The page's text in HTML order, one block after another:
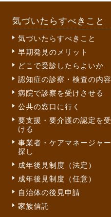
気づいたらすべきこと
気づいたらすべきこと
早期発見のメリット
どこで受診したらよいか
認知症の診察・検査の内容
病院で診察を受けさせる
公共の窓口に行く
要支援・要介護の認定を受
ける
事業者・ケアマネージャー
探し
成年後見制度（法定）
成年後見制度（任意）
自治体の後見申請
家族信託